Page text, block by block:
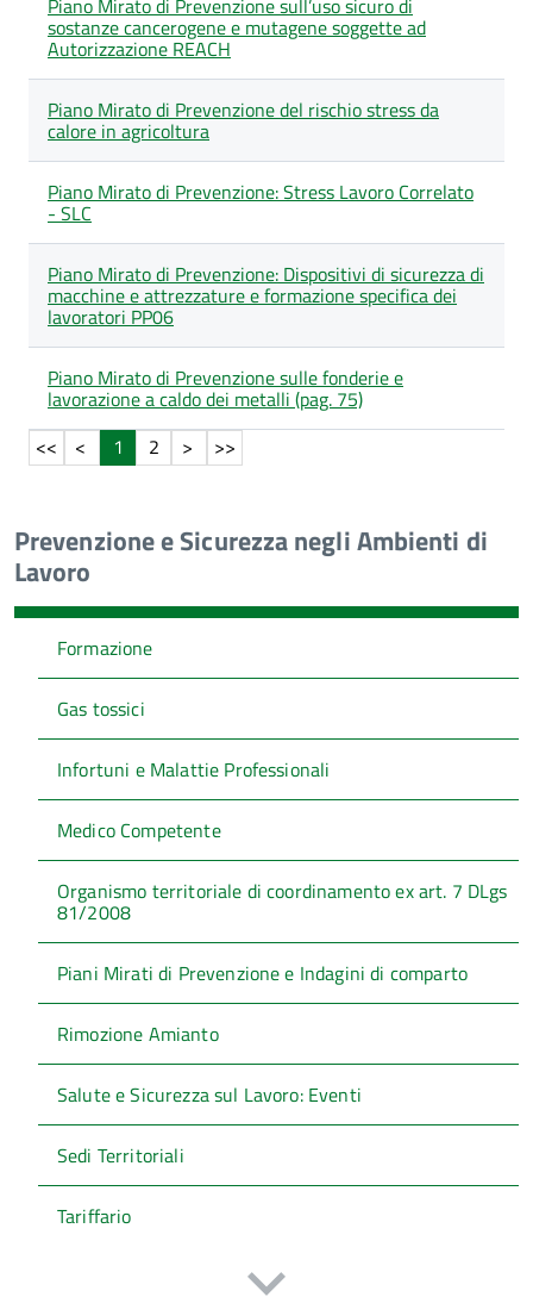
Piano Mirato di Prevenzione sull’uso sicuro di
sostanze cancerogene e mutagene soggette ad
Autorizzazione REACH
Piano Mirato di Prevenzione del rischio stress da
calore in agricoltura
Piano Mirato di Prevenzione: Stress Lavoro Correlato
- SLC
Piano Mirato di Prevenzione: Dispositivi di sicurezza di
macchine e attrezzature e formazione specifica dei
lavoratori PP06
Piano Mirato di Prevenzione sulle fonderie e
lavorazione a caldo dei metalli (pag. 75)
1
2
Prevenzione e Sicurezza negli Ambienti di
Lavoro
Formazione
Gas tossici
Infortuni e Malattie Professionali
Medico Competente
Organismo territoriale di coordinamento ex art. 7 DLgs
81/2008
Piani Mirati di Prevenzione e Indagini di comparto
Rimozione Amianto
Salute e Sicurezza sul Lavoro: Eventi
Sedi Territoriali
Tariffario